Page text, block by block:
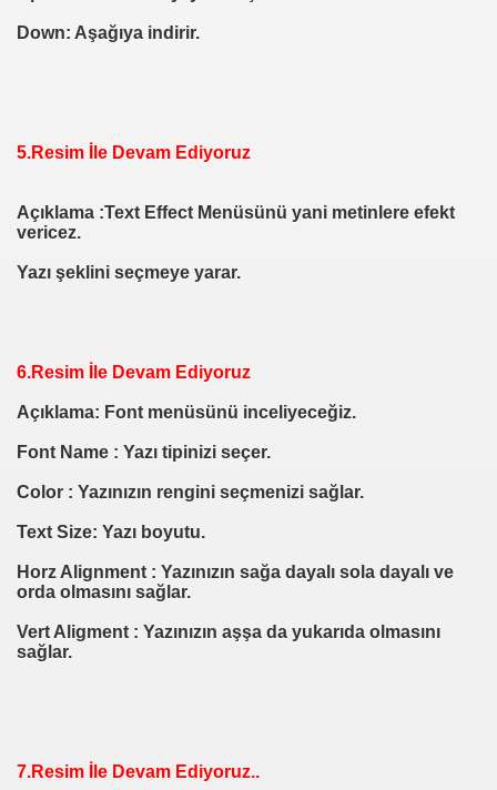
Down: Aşağıya indirir.
5.Resim İle Devam Ediyoruz
Açıklama :Text Effect Menüsünü yani metinlere efekt
vericez.
Yazı şeklini seçmeye yarar.
6.Resim İle Devam Ediyoruz
Açıklama: Font menüsünü inceliyeceğiz.
Font Name : Yazı tipinizi seçer.
Color : Yazınızın rengini seçmenizi sağlar.
Text Size: Yazı boyutu.
Horz Alignment : Yazınızın sağa dayalı sola dayalı ve
orda olmasını sağlar.
Vert Aligment : Yazınızın aşşa da yukarıda olmasını
sağlar.
7.Resim İle Devam Ediyoruz..